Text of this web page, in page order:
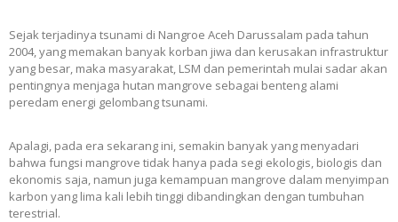
Sejak terjadinya tsunami di Nangroe Aceh Darussalam pada tahun
2004, yang memakan banyak korban jiwa dan kerusakan infrastruktur
yang besar, maka masyarakat, LSM dan pemerintah mulai sadar akan
pentingnya menjaga hutan mangrove sebagai benteng alami
peredam energi gelombang tsunami.
Apalagi, pada era sekarang ini, semakin banyak yang menyadari
bahwa fungsi mangrove tidak hanya pada segi ekologis, biologis dan
ekonomis saja, namun juga kemampuan mangrove dalam menyimpan
karbon yang lima kali lebih tinggi dibandingkan dengan tumbuhan
terestrial.